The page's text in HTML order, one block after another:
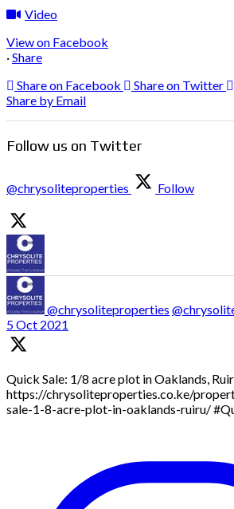
Video
View on Facebook
·Share
Share on Facebook
Share on Twitter
Share by Email
Follow us on Twitter
@chrysoliteproperties Follow
@chrysoliteproperties
5 Oct 2021
Quick Sale: 1/8 acre plot in Oaklands,
https://chrysoliteproperties.co.ke/
sale-1-8-acre-plot-in-oaklands-ruiru/